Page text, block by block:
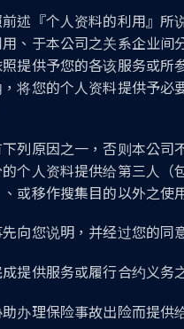
述『个人资料的利用』所
、于本公司之关系企业间
提供予您的各该服务或所
将您的个人资料提供予必
列原因之一，否则本公司
个人资料提供给第三人（
或移作搜集目的以外之使
向您说明，并经过您的同
提供服务或履行合约义务
办理保险事故出险而提供